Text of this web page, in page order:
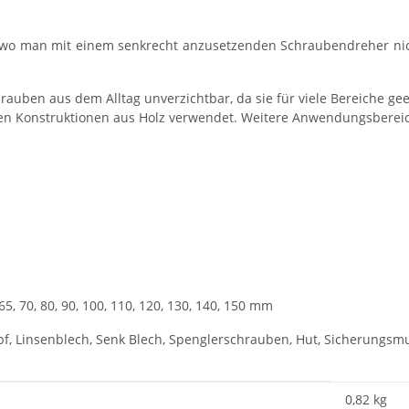
man mit einem senkrecht anzusetzenden Schraubendreher
aus dem Alltag unverzichtbar, da sie für viele Bereiche
Konstruktionen aus Holz verwendet. Weitere
70, 80, 90, 100, 110, 120, 130, 140, 150 mm
Linsenblech, Senk Blech, Spenglerschrauben, Hut,
0,82 kg